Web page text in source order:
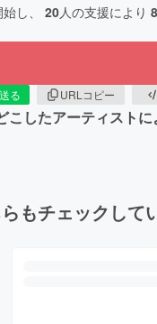
し、 20人の支援により
る URLコピー
こしたアーティスト
もチェックして